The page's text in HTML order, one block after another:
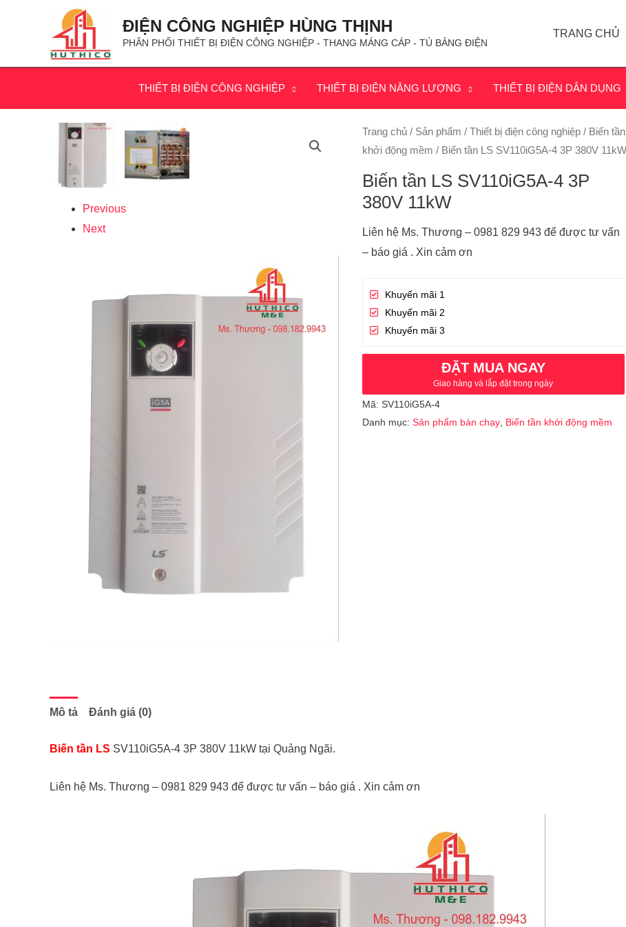
ĐIỆN CÔNG NGHIỆP HÙNG THỊNH
PHÂN PHỐI THIẾT BỊ ĐIỆN CÔNG NGHIỆP - THANG MÁNG CÁP - TỦ BẢNG ĐIỆN
TRANG CHỦ
THIẾT BỊ ĐIỆN CÔNG NGHIỆP THIẾT BỊ ĐIỆN NĂNG LƯỢNG THIẾT BỊ ĐIỆN DÂN DỤNG
Previous
Next
Trang chủ/ Sản phẩm / Thiết bị điện công nghiệp/ Biến tần
khởi động mềm / Biến tần LS SV110iG5A-4 3P 380V 11kW
Biến tần LS SV110iG5A-4 3P
380V 11kW
Liên hệ Ms. Thương – 0981 829 943 để được tư vấn
– báo giá . Xin cảm ơn
Khuyến mãi 1
Khuyến mãi 2
Khuyến mãi 3
ĐẶT MUA NGAY
Giao hàng và lắp đặt trong ngày
Mã: SV110iG5A-4
Danh mục: Sản phẩm bán chạy, Biến tần khởi động mềm
Mô tả Đánh giá (0)
Biến tần LS SV110iG5A-4 3P 380V 11kW tại Quảng Ngãi.
Liên hệ Ms. Thương – 0981 829 943 để được tư vấn – báo giá . Xin cảm ơn